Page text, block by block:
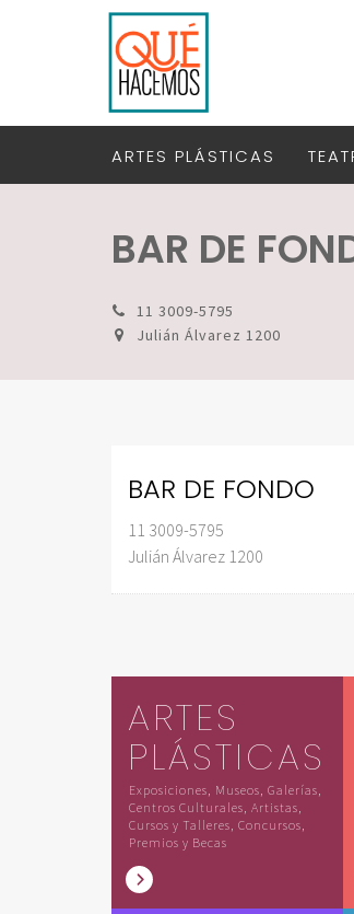
ARTES PLÁSTICAS
BAR DE
11 3009-5795
Julián Álvarez 1200
BAR DE FONDO
11 3009-5795
Julián Álvarez 1200
ARTES
PLÁSTICAS
Exposiciones, Museos, Galerías,
Centros Culturales, Artistas,
Cursos y Talleres, Concursos,
Premios y Becas